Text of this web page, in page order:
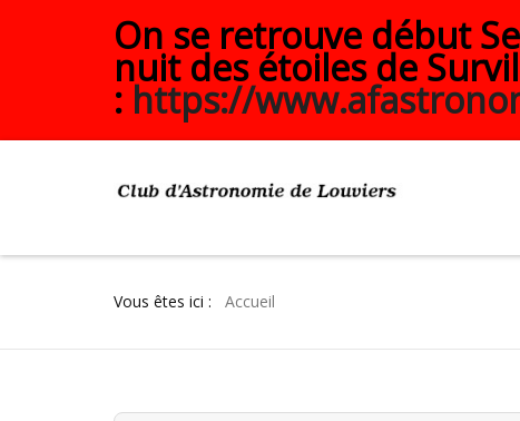
On se retrouve début
nuit des étoiles de
: https://
Vous êtes ici : Accueil